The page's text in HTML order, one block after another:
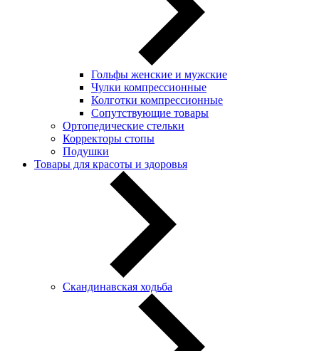
Гольфы женские и мужские
Чулки компрессионные
Колготки компрессионные
Сопутствующие товары
Ортопедические стельки
Корректоры стопы
Подушки
Товары для красоты и здоровья
Скандинавская ходьба